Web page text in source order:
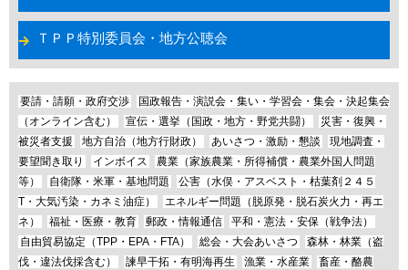
ＴＰＰ特別委員会・地方公聴会
要請・請願・政府交渉
国政報告・演説会・集い・学習会・集会・決起集会
（オンライン含む）
宣伝・選挙（国政・地方・野党共闘）
災害・復興・
被災者支援
地方自治（地方行財政） あいさつ・激励・懇談
現地調査・
要望聞き取り
インボイス
農業（家族農業・所得補償・農業外国人問題
等）
自衛隊・米軍・基地問題
公害（水俣・アスベスト・枯葉剤２４５
T・大気汚染・カネミ油症）
エネルギー問題（脱原発・脱石炭火力・再エ
ネ）
福祉・医療・教育 郵政・情報通信
平和・憲法・安保（戦争法）
自由貿易協定（TPP・EPA・FTA）
総会・大会あいさつ
森林・林業（盗
伐・違法伐採含む）
諫早干拓・有明海再生 漁業・水産業
畜産・酪農